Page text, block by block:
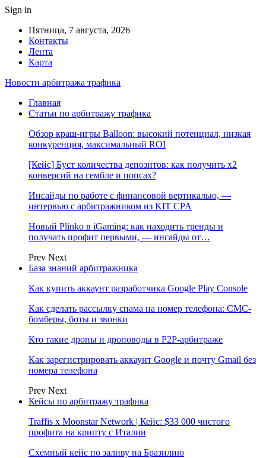
Sign in
Пятница, 7 августа, 2026
Контакты
Лента
Карта
Новости арбитража трафика
Главная
Статьи по арбитражу трафика
Обзор краш-игры Balloon: высокий потенциал, низкая
конкуренция, максимальный ROI
[Кейс] Буст количества депозитов: как получить х2
конверсий на гембле и попсах?
Инсайды по работе с финансовой вертикалью, —
интервью с арбитражником из KIT CPA
Новый Plinko в iGaming: как находить тренды и
получать профит первыми, — инсайды от…
Prev Next
База знаний арбитражника
Как купить аккаунт разработчика Google Play Console
Как сделать рассылку спама на номер телефона: СМС-
бомберы, боты и звонки
Кто такие дропы и дроповоды в P2P-арбитраже
Как зарегистрировать аккаунт Google и почту Gmail без
номера телефона
Prev Next
Кейсы по арбитражу трафика
Traffis x Moonstar Network | Кейс: $33 000 чистого
профита на крипту с Италии
Схемный кейс по заливу на Бразилию